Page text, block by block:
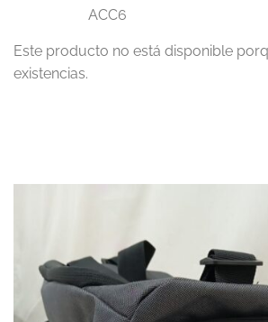
ACC6
Este producto no está disponible
existencias.